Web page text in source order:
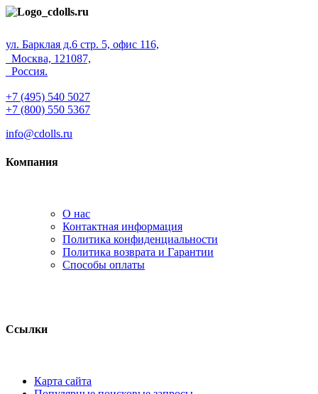
ул. Барклая д.6 стр. 5, офис 116,
Москва, 121087,
Россия.
+7 (495) 540 5027
+7 (800) 550 5367
info@cdolls.ru
Компания
О нас
Контактная информация
Политика конфиденциальности
Политика возврата и Гарантии
Способы оплаты
Ссылки
Карта сайта